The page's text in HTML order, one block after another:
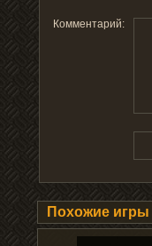
Комментарий:
Похожие игры